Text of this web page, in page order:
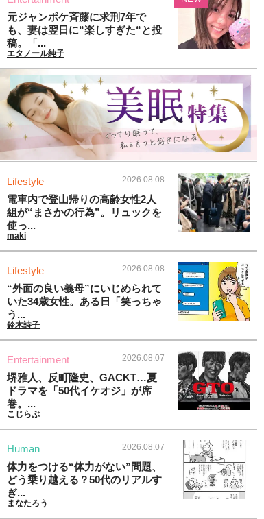
元ジャンポケ斉藤に求刑7年で
も、妻は翌日に“楽しすぎた“と投
稿。「...
エタノール純子
Lifestyle 2026.08.08
電車内で登山帰りの高齢女性2人
組が“まさかの行為”。リュックを
使っ...
maki
Lifestyle 2026.08.08
“外面の良い義母”にいじめられて
いた34歳女性。ある日「笑っちゃ
う...
鈴木詩子
Entertainment 2026.08.07
堺雅人、反町隆史、GACKT…夏
ドラマを「50代イケオジ」が席
巻。...
こじらぶ
Human 2026.08.07
体力をつける“体力がない”問題、
どう乗り越える？50代のリアルす
ぎ...
まなたろう